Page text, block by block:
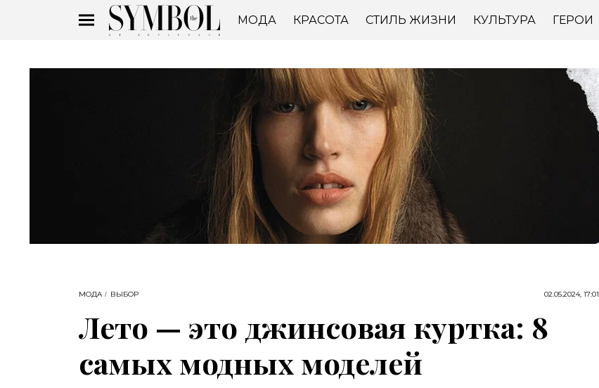
МОДА КРАСОТА СТИЛЬ ЖИЗНИ КУЛЬТУРА ГЕРОИ
МОДА ВЫБОР 02.05.2024, 17:01
Лето — это джинсовая куртка: 8
самых модных моделей